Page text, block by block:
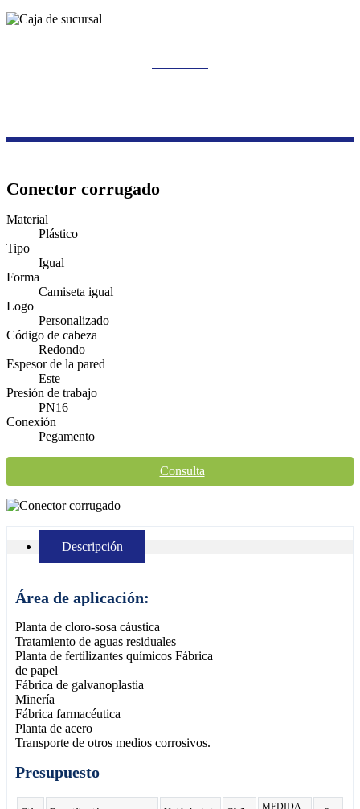
Conector corrugado
Material
Plástico
Tipo
Igual
Forma
Camiseta igual
Logo
Personalizado
Código de cabeza
Redondo
Espesor de la pared
Este
Presión de trabajo
PN16
Conexión
Pegamento
Consulta
Descripción
Área de aplicación:
Planta de cloro-sosa cáustica
Tratamiento de aguas residuales
Planta de fertilizantes químicos Fábrica
de papel
Fábrica de galvanoplastia
Minería
Fábrica farmacéutica
Planta de acero
Transporte de otros medios corrosivos.
Presupuesto
MEDIDA